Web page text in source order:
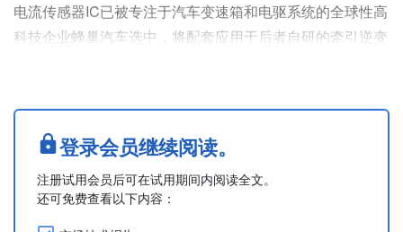
电流传感器IC已被专注于汽车变速箱和电驱系统的全球性高
科技企业蜂巢汽车选中，将配套应用于后者自研的牵引逆变
测，为电驱应用场景中的电机控制、效率提升及系统安全提
供保障。蜂巢汽车面向车企供应用于电动汽车的高性能牵引
逆变器。
汽车行业正越来越多地将电流传感器直接集成至逆变器控制
登录会员继续阅读。
注册试用会员后可在试用期间内阅读全文。
还可免费查看以下内容：